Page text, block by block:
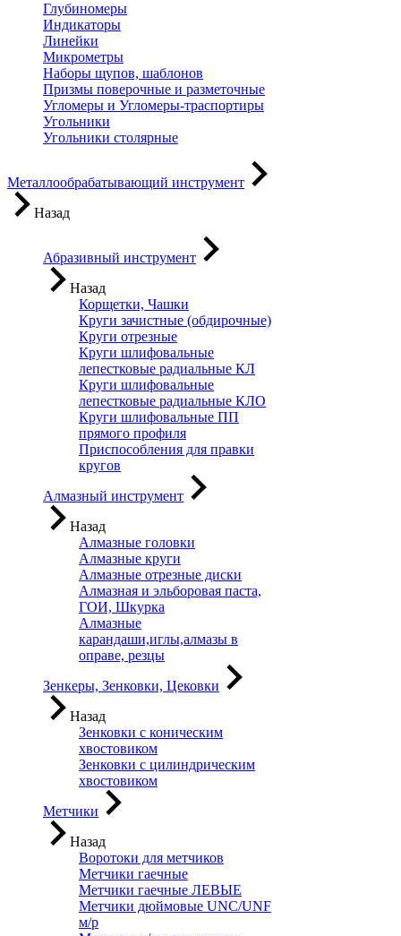
Глубиномеры
Индикаторы
Линейки
Микрометры
Наборы щупов, шаблонов
Призмы поверочные и разметочные
Угломеры и Угломеры-траспортиры
Угольники
Угольники столярные
Металлообрабатывающий инструмент
Назад
Абразивный инструмент
Назад
Корщетки, Чашки
Круги зачистные (обдирочные)
Круги отрезные
Круги шлифовальные
лепестковые радиальные КЛ
Круги шлифовальные
лепестковые радиальные КЛО
Круги шлифовальные ПП
прямого профиля
Приспособления для правки
кругов
Алмазный инструмент
Назад
Алмазные головки
Алмазные круги
Алмазные отрезные диски
Алмазная и эльборовая паста,
ГОИ, Шкурка
Алмазные
карандаши,иглы,алмазы в
оправе, резцы
Зенкеры, Зенковки, Цековки
Назад
Зенковки с коническим
хвостовиком
Зенковки с цилиндрическим
хвостовиком
Метчики
Назад
Воротоки для метчиков
Метчики гаечные
Метчики гаечные ЛЕВЫЕ
Метчики дюймовые UNC/UNF
м/р